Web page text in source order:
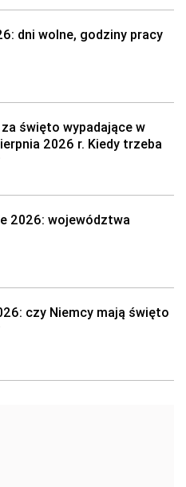
dni wolne, godziny pracy
święto wypadające w
2026 r. Kiedy trzeba
2026: województwa
czy Niemcy mają święto